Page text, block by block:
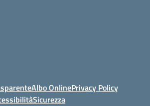
Albo OnlinePrivacy Policy
Sicurezza